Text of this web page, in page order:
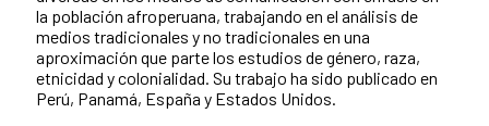
la población afroperuana, trabajando en el análisis de
medios tradicionales y no tradicionales en una
aproximación que parte los estudios de género, raza,
etnicidad y colonialidad. Su trabajo ha sido publicado en
Perú, Panamá, España y Estados Unidos.